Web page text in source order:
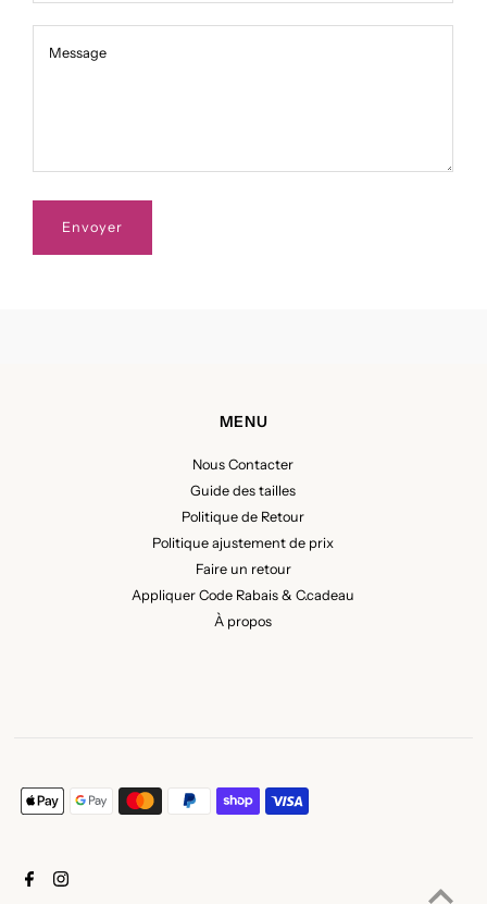
Message
Message
MENU
Nous Contacter
Guide des tailles
Politique de Retour
Politique ajustement de prix
Faire un retour
Appliquer Code Rabais & C.cadeau
À propos